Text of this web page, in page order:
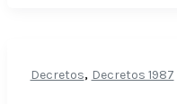
Decretos, Decretos 1987